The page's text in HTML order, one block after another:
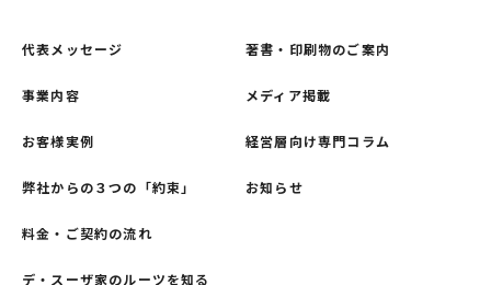
代表メッセージ
事業内容
お客様実例
弊社からの３つの「約束」
料金・ご契約の流れ
著書・印刷物のご案内
メディア掲載
経営層向け専門コラム
お知らせ
デ・スーザ家のルーツを知る